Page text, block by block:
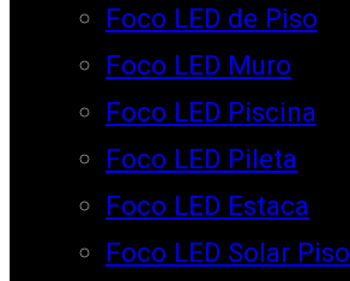
Foco LED de Piso
Foco LED Muro
Foco LED Piscina
Foco LED Pileta
Foco LED Estaca
Foco LED Solar Piso